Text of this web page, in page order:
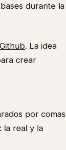
durante la
. La idea
crear
por comas
la real y la